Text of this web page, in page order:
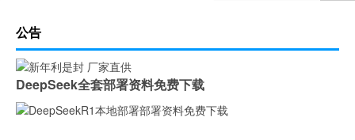
公告
DeepSeek全套部署资料免费下载